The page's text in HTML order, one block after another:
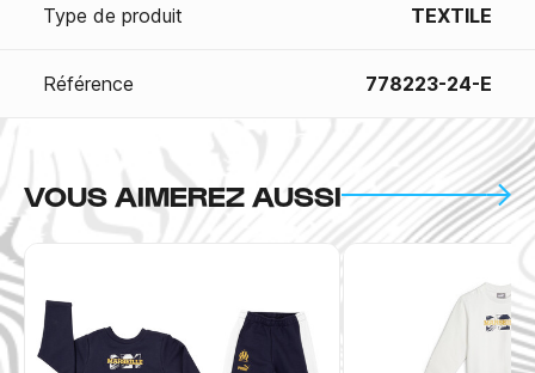
Type de produit TEXTILE
Référence 778223-24-E
VOUS AIMEREZ AUSSI